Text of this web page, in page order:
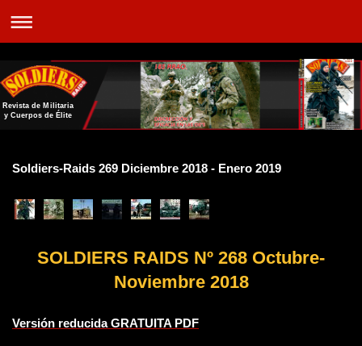
Revista de Militaria
y Cuerpos de Élite
Soldiers-Raids 269 Diciembre 2018 - Enero 2019
SOLDIERS RAIDS Nº 268 Octubre-
Noviembre 2018
Versión reducida GRATUITA PDF